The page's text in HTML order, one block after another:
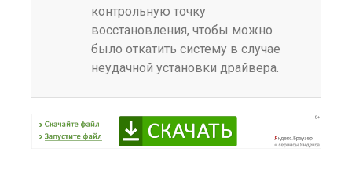
контрольную точку
восстановления, чтобы можно
было откатить систему в случае
неудачной установки драйвера.